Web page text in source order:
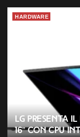
HARDWARE
LG presenta
16” con CPU